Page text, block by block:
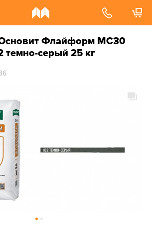
Флайформ MC30
темно-серый 25 кг